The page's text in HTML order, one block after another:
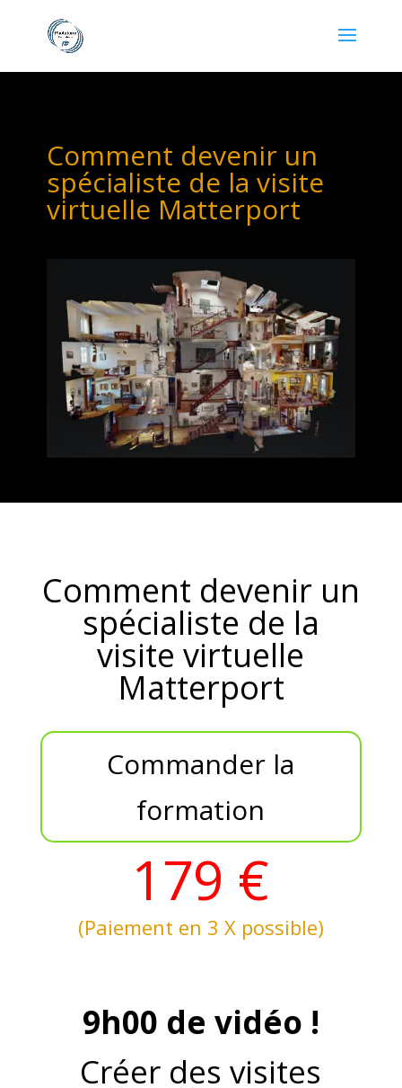
Comment devenir un
spécialiste de la visite
virtuelle Matterport
Comment devenir un
spécialiste de la
visite virtuelle
Matterport
Commander la
formation
179 €
(Paiement en 3 X possible)
9h00 de vidéo !
Créer des visites